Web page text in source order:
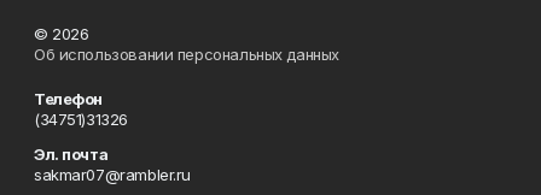
© 2026
Об использовании персональных данных
Телефон
(34751)31326
Эл. почта
sakmar07@rambler.ru